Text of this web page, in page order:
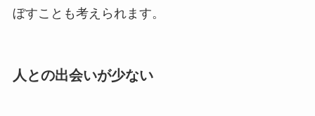
ぼすことも考えられます。
人との出会いが少ない